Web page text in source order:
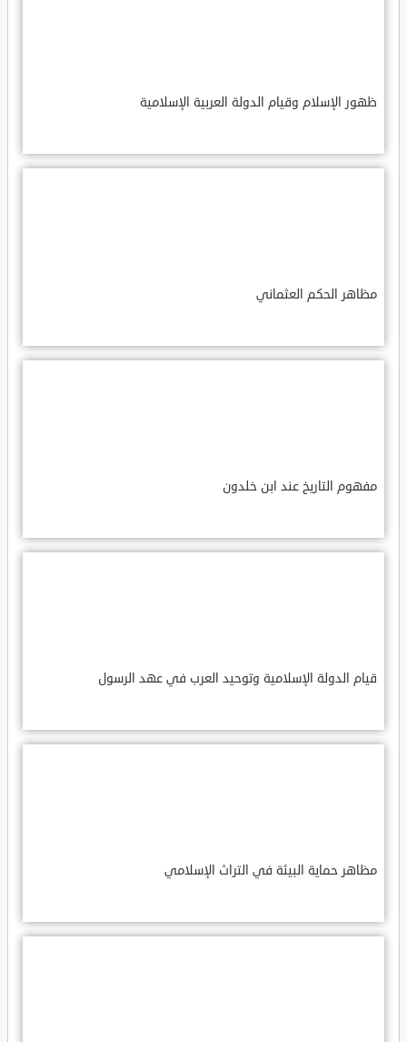
ظهور الإسلام وقيام الدولة العربية الإسلامية
مظاهر الحكم العثماني
مفهوم التاريخ عند ابن خلدون
قيام الدولة الإسلامية وتوحيد العرب في عهد الرسول
مظاهر حماية البيئة في التراث الإسلامي